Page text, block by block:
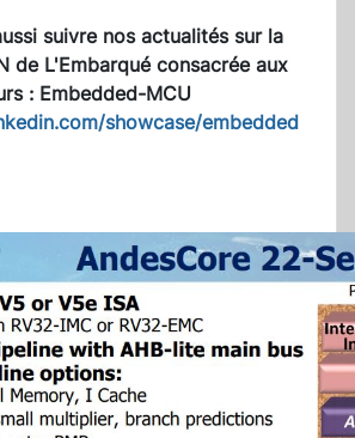
suivre nos actualités sur la
de L'Embarqué consacrée aux
: Embedded-MCU
showcase/embedded